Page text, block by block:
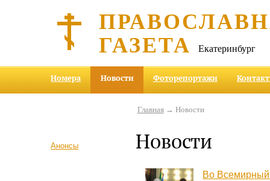
ГАЗЕТА Екатеринбург
Номера Новости Фоторепортажи
Анонсы
Главная→ Новости
Новости
Во